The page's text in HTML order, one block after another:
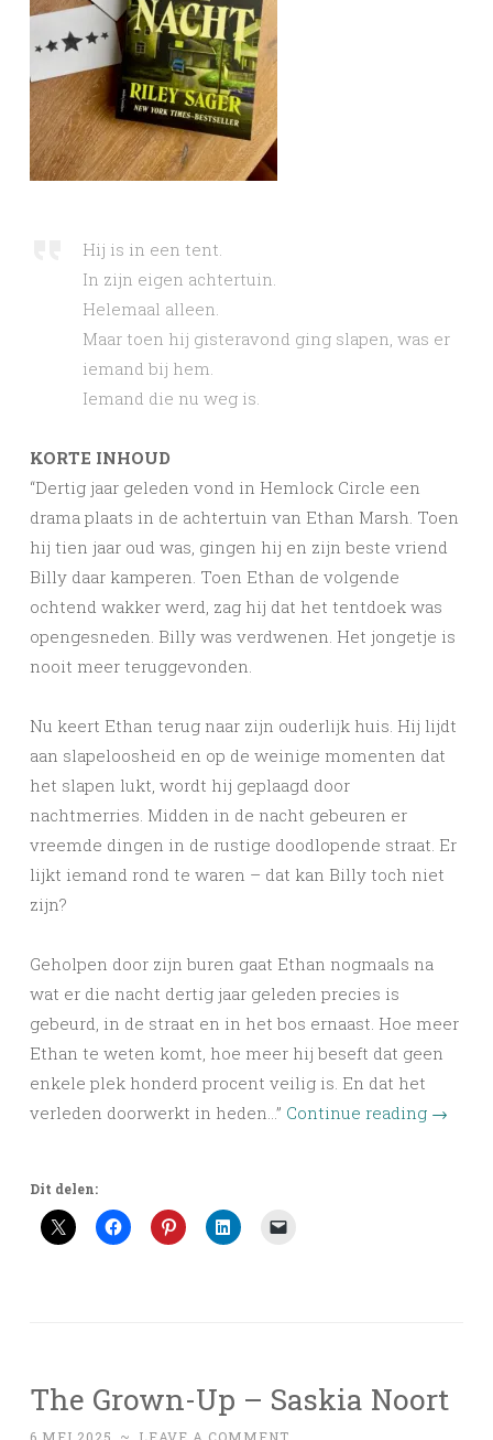
Hij is in een tent.
In zijn eigen achtertuin.
Helemaal alleen.
Maar toen hij gisteravond ging slapen, was er
iemand bij hem.
Iemand die nu weg is.
KORTE INHOUD
“Dertig jaar geleden vond in Hemlock Circle een
drama plaats in de achtertuin van Ethan Marsh. Toen
hij tien jaar oud was, gingen hij en zijn beste vriend
Billy daar kamperen. Toen Ethan de volgende
ochtend wakker werd, zag hij dat het tentdoek was
opengesneden. Billy was verdwenen. Het jongetje is
nooit meer teruggevonden.
Nu keert Ethan terug naar zijn ouderlijk huis. Hij lijdt
aan slapeloosheid en op de weinige momenten dat
het slapen lukt, wordt hij geplaagd door
nachtmerries. Midden in de nacht gebeuren er
vreemde dingen in de rustige doodlopende straat. Er
lijkt iemand rond te waren – dat kan Billy toch niet
zijn?
Geholpen door zijn buren gaat Ethan nogmaals na
wat er die nacht dertig jaar geleden precies is
gebeurd, in de straat en in het bos ernaast. Hoe meer
Ethan te weten komt, hoe meer hij beseft dat geen
enkele plek honderd procent veilig is. En dat het
verleden doorwerkt in heden…” Continue reading →
Dit delen:
The Grown-Up – Saskia Noort